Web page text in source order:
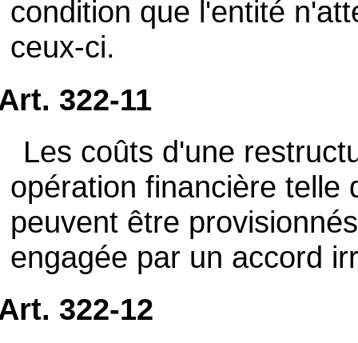
condition que l'entité
ceux-ci.
322-11
Les coûts d'une
opération financière telle
peuvent être
engagée par un accord
322-12